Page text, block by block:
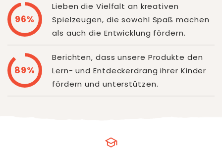
96%
Lieben die Vielfalt an kreativen
Spielzeugen, die sowohl Spaß machen
als auch die Entwicklung fördern.
89%
Berichten, dass unsere Produkte den
Lern- und Entdeckerdrang ihrer Kinder
fördern und unterstützen.
school